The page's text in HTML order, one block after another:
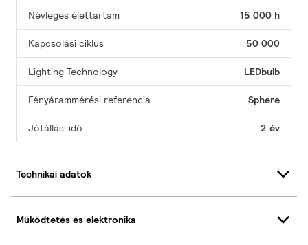
Névleges élettartam 15 000 h
Kapcsolási ciklus 50 000
Lighting Technology LEDbulb
Fényárammérési referencia Sphere
Jótállási idő 2 év
Technikai adatok
Működtetés és elektronika